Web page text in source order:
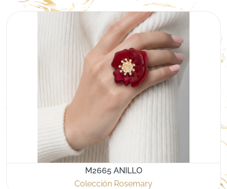
M2665 ANILLO
Colección Rosemary